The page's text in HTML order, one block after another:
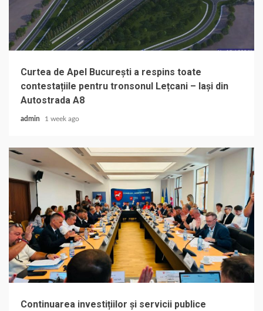
Curtea de Apel București a respins toate
contestațiile pentru tronsonul Lețcani – Iași din
Autostrada A8
admin 1 week ago
Continuarea investițiilor și servicii publice